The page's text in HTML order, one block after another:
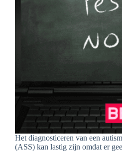
Het diagnosticeren van een
(ASS) kan lastig zijn omdat er